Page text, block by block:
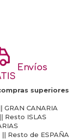
Envíos
superiores
GRAN CANARIA
Resto ISLAS
|| Resto de ESPAÑA